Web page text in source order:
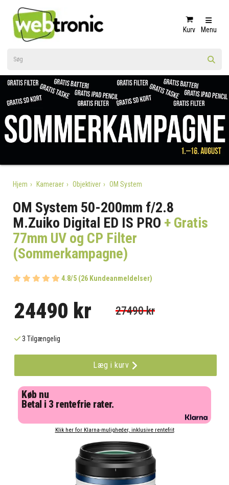
Kurv Menu
Hjem Kameraer Objektiver OM System
OM System 50-200mm f/2.8
M.Zuiko Digital ED IS PRO + Gratis
77mm UV og CP Filter
(Sommerkampagne)
4.8/5 (26 Kundeanmeldelser)
24490 kr 27490 kr
3 Tilgængelig
Læg i kurv
Køb nu
Betal i 3 rentefrie rater.
Klik her for Klarna-muligheder, inklusive rentefrit